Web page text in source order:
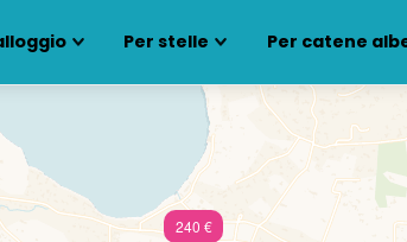
Per stelle Per catene
240 €